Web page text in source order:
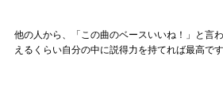
Official SNS
他の人から、「この曲のベースいいね！」と言
えるくらい自分の中に説得力を持てれば最高です